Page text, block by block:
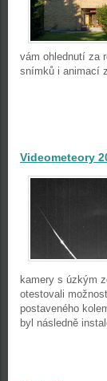
vám ohlednutí za
snímků i animací
Videometeory
kamery s úzkým
otestovali
postaveného
byl následně